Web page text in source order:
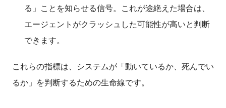
る」ことを知らせる信号。これが途絶えた場合は、
エージェントがクラッシュした可能性が高いと判断
できます。
これらの指標は、システムが「動いているか、死んでい
るか」を判断するための生命線です。